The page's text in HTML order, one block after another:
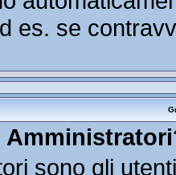
es. se
sono gli